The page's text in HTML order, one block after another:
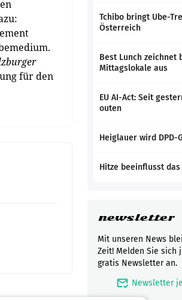
für den
Tchibo bringt Ube-
Österreich
Best Lunch zeichnet
Mittagslokale aus
EU AI-Act: Seit
outen
Heiglauer wird DPD-
Hitze beeinflusst
newsletter
Mit unseren News
Zeit! Melden Sie sich
gratis Newsletter an.
mark_email_read Newsletter